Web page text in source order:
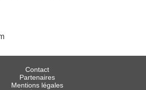
Contact
Partenaires
Mentions légales